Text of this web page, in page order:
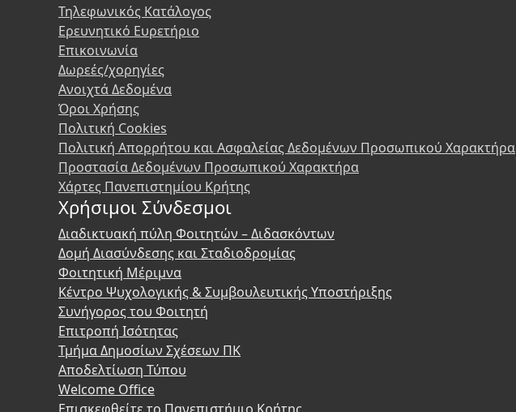
Τηλεφωνικός Κατάλογος
Ερευνητικό Ευρετήριο
Επικοινωνία
Δωρεές/χορηγίες
Ανοιχτά Δεδομένα
Όροι Χρήσης
Πολιτική Cookies
Πολιτική Απορρήτου και Ασφαλείας Δεδομένων Προσωπικού Χαρακτήρα
Προστασία Δεδομένων Προσωπικού Χαρακτήρα
Χάρτες Πανεπιστημίου Κρήτης
Χρήσιμοι Σύνδεσμοι
Διαδικτυακή πύλη Φοιτητών – Διδασκόντων
Δομή Διασύνδεσης και Σταδιοδρομίας
Φοιτητική Μέριμνα
Κέντρο Ψυχολογικής & Συμβουλευτικής Υποστήριξης
Συνήγορος του Φοιτητή
Επιτροπή Ισότητας
Τμήμα Δημοσίων Σχέσεων ΠΚ
Αποδελτίωση Τύπου
Welcome Office